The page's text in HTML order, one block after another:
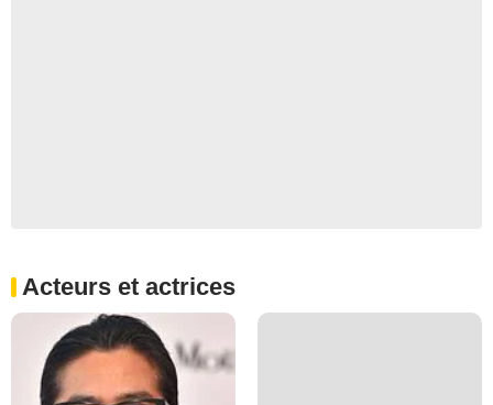
Acteurs et actrices